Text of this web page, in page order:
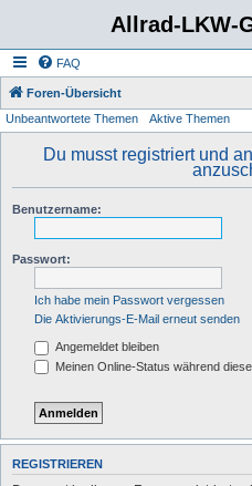
Allrad-LKW-
FAQ
Foren-Übersicht
Unbeantwortete Themen Aktive Themen
Du musst registriert und
Benutzername:
Passwort:
Ich habe mein Passwort vergessen
Die Aktivierungs-E-Mail erneut senden
Angemeldet bleiben
Meinen Online-Status während
REGISTRIEREN